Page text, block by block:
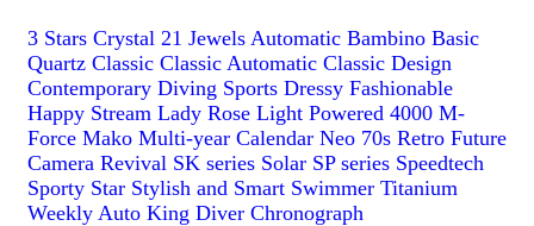
3 Stars Crystal 21 Jewels Automatic Bambino Basic
Quartz Classic Classic Automatic Classic Design
Contemporary Diving Sports Dressy Fashionable
Happy Stream Lady Rose Light Powered 4000 M-
Force Mako Multi-year Calendar Neo 70s Retro Future
Camera Revival SK series Solar SP series Speedtech
Sporty Star Stylish and Smart Swimmer Titanium
Weekly Auto King Diver Chronograph